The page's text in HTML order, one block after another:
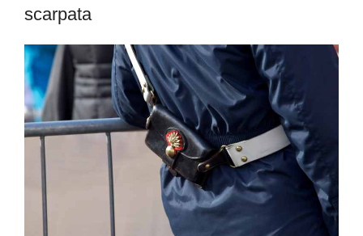
scarpata